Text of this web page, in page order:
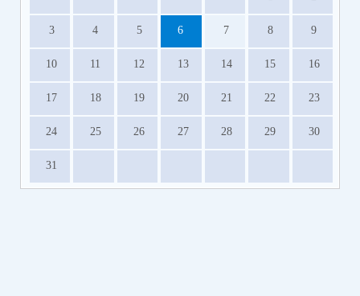
3 4 5 6 7 8 9
10 11 12 13 14 15 16
17 18 19 20 21 22 23
24 25 26 27 28 29 30
31